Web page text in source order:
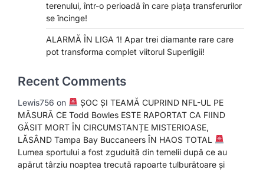
terenului, într-o perioadă în care piața transferurilor
se încinge!
ALARMĂ ÎN LIGA 1! Apar trei diamante rare care
pot transforma complet viitorul Superligii!
Recent Comments
Lewis756 on
ȘOC ȘI TEAMĂ CUPRIND NFL-UL PE
MĂSURĂ CE Todd Bowles ESTE RAPORTAT CA FIIND
GĂSIT MORT ÎN CIRCUMSTANȚE MISTERIOASE,
LĂSÂND Tampa Bay Buccaneers ÎN HAOS TOTAL
Lumea sportului a fost zguduită din temelii după ce au
apărut târziu noaptea trecută rapoarte tulburătoare și